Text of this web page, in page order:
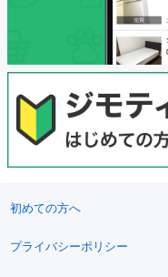
初めての方へ
プライバシーポリシー